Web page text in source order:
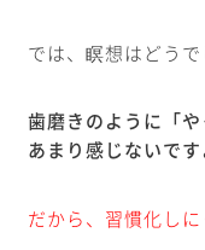
では、瞑想はどうで
歯磨きのように「
あまり感じないです
だから、習慣化しに